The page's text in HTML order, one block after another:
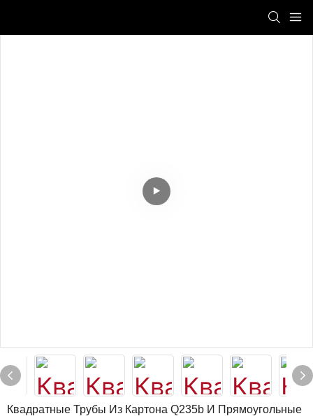
Квадратные Трубы Из Картона Q235b И Прямоугольные